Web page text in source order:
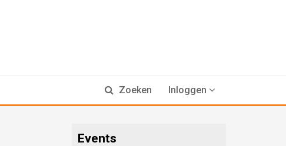
Zoeken Inloggen
Events